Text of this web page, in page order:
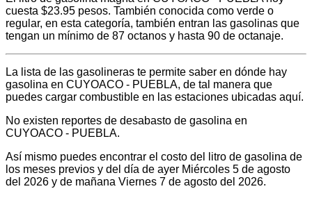
cuesta $23.95 pesos. También conocida como verde o
regular, en esta categoría, también entran las gasolinas que
tengan un mínimo de 87 octanos y hasta 90 de octanaje.
La lista de las gasolineras te permite saber en dónde hay
gasolina en CUYOACO - PUEBLA, de tal manera que
puedes cargar combustible en las estaciones ubicadas aquí.
No existen reportes de desabasto de gasolina en
CUYOACO - PUEBLA.
Así mismo puedes encontrar el costo del litro de gasolina de
los meses previos y del día de ayer Miércoles 5 de agosto
del 2026 y de mañana Viernes 7 de agosto del 2026.